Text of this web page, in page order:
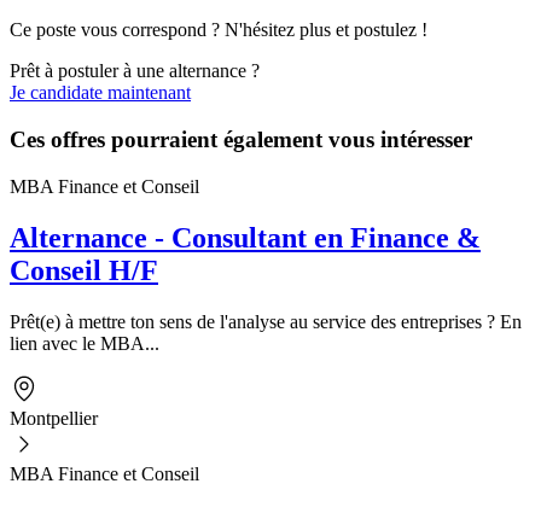
Ce poste vous correspond ? N'hésitez plus et postulez !
Prêt à postuler à une alternance ?
Je candidate maintenant
Ces offres pourraient également vous intéresser
MBA Finance et Conseil
Alternance - Consultant en Finance &
Conseil H/F
Prêt(e) à mettre ton sens de l'analyse au service des entreprises ? En
lien avec le MBA...
Montpellier
MBA Finance et Conseil